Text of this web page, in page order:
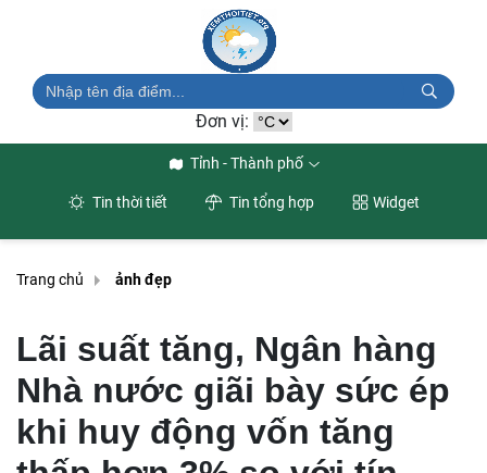
Đơn vị:
Tỉnh - Thành phố
Tin thời tiết Tin tổng hợp Widget
Trang chủ ảnh đẹp
Lãi suất tăng, Ngân hàng
Nhà nước giãi bày sức ép
khi huy động vốn tăng